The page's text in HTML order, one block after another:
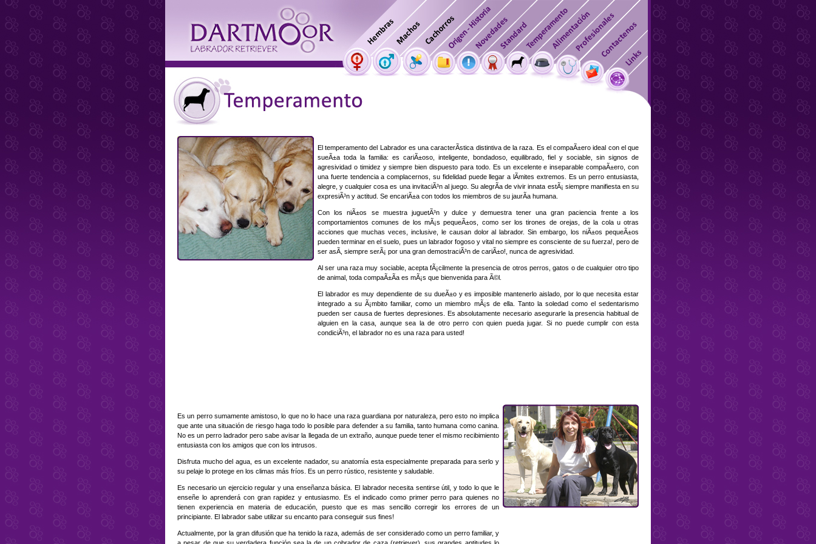
El temperamento del Labrador es una caracterÃ­stica distintiva de la raza. Es el compaÃ±ero ideal con el que
sueÃ±a toda la familia: es cariÃ±oso, inteligente, bondadoso, equilibrado, fiel y sociable, sin signos de
agresividad o timidez y siempre bien dispuesto para todo. Es un excelente e inseparable compaÃ±ero, con
una fuerte tendencia a complacernos, su fidelidad puede llegar a lÃ­mites extremos. Es un perro entusiasta,
alegre, y cualquier cosa es una invitaciÃ³n al juego. Su alegrÃ­a de vivir innata estÃ¡ siempre manifiesta en su
expresiÃ³n y actitud. Se encariÃ±a con todos los miembros de su jaurÃ­a humana.
Con los niÃ±os se muestra juguetÃ³n y dulce y demuestra tener una gran paciencia frente a los
comportamientos comunes de los mÃ¡s pequeÃ±os, como ser los tirones de orejas, de la cola u otras
acciones que muchas veces, inclusive, le causan dolor al labrador. Sin embargo, los niÃ±os pequeÃ±os
pueden terminar en el suelo, pues un labrador fogoso y vital no siempre es consciente de su fuerza!, pero de
ser asÃ­, siempre serÃ¡ por una gran demostraciÃ³n de cariÃ±o!, nunca de agresividad.
Al ser una raza muy sociable, acepta fÃ¡cilmente la presencia de otros perros, gatos o de cualquier otro tipo
de animal, toda compaÃ±Ã­a es mÃ¡s que bienvenida para Ã©l.
El labrador es muy dependiente de su dueÃ±o y es imposible mantenerlo aislado, por lo que necesita estar
integrado a su Ã¡mbito familiar, como un miembro mÃ¡s de ella. Tanto la soledad como el sedentarismo
pueden ser causa de fuertes depresiones. Es absolutamente necesario asegurarle la presencia habitual de
alguien en la casa, aunque sea la de otro perro con quien pueda jugar. Si no puede cumplir con esta
condiciÃ³n, el labrador no es una raza para usted!
Es un perro sumamente amistoso, lo que no lo hace una raza guardiana por naturaleza, pero esto no implica
que ante una situación de riesgo haga todo lo posible para defender a su familia, tanto humana como canina.
No es un perro ladrador pero sabe avisar la llegada de un extraño, aunque puede tener el mismo recibimiento
entusiasta con los amigos que con los intrusos.
Disfruta mucho del agua, es un excelente nadador, su anatomía esta especialmente preparada para serlo y
su pelaje lo protege en los climas más fríos. Es un perro rústico, resistente y saludable.
Es necesario un ejercicio regular y una enseñanza básica. El labrador necesita sentirse útil, y todo lo que le
enseñe lo aprenderá con gran rapidez y entusiasmo. Es el indicado como primer perro para quienes no
tienen experiencia en materia de educación, puesto que es mas sencillo corregir los errores de un
principiante. El labrador sabe utilizar su encanto para conseguir sus fines!
Actualmente, por la gran difusión que ha tenido la raza, además de ser considerado como un perro familiar, y